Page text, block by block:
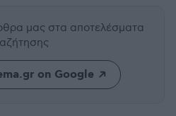
μας στα αποτελέσματα
on Google